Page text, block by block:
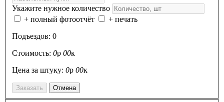
Укажите нужное количество
+ полный фотоотчёт
+ печать
Подъездов: 0
Стоимость: 0р 00к
Цена за штуку: 0р 00к
Заказать Отмена